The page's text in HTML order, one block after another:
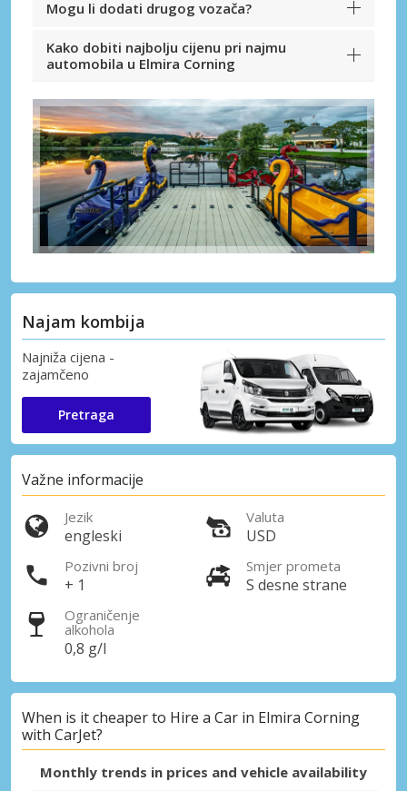
Mogu li dodati drugog vozača?
Kako dobiti najbolju cijenu pri najmu
automobila u Elmira Corning
Najam kombija
Najniža cijena -
zajamčeno
Pretraga
Važne informacije
Jezik
engleski
Valuta
USD
Pozivni broj
+ 1
Smjer prometa
S desne strane
Ograničenje
alkohola
0,8 g/l
When is it cheaper to Hire a Car in Elmira Corning
with CarJet?
Monthly trends in prices and vehicle availability